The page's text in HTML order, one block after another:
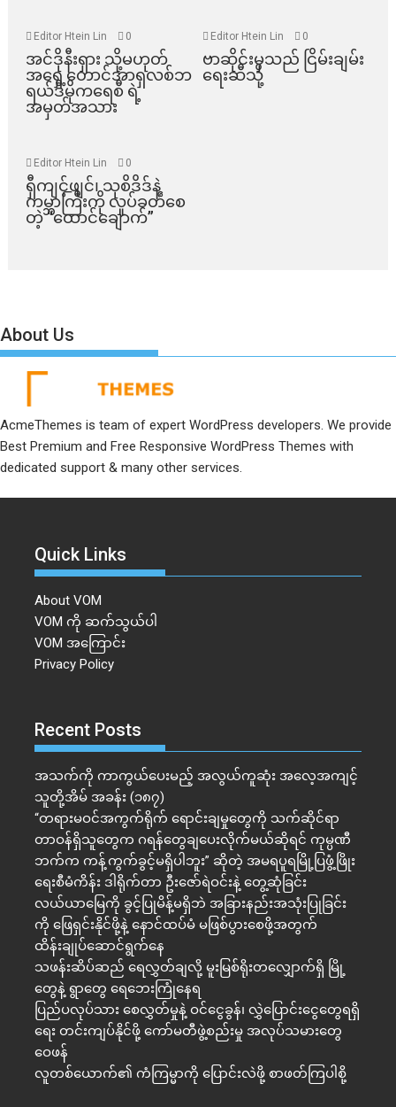
Editor Htein Lin 0
အင်ဒိုနီးရှား သို့မဟုတ်
အရှေ့တောင်အာရှလစ်ဘ
ရယ်ဒီမိုကရေစီ ရဲ့
အမှတ်အသား
Editor Htein Lin 0
ဗာဆိုင်းမှသည် ငြိမ်းချမ်း
ရေးဆီသို့
Editor Htein Lin 0
ရှီကျင့်ဖျင်၊ သုစိဒိဒ်နဲ့
ကမ္ဘာကြီးကို လှုပ်ခတ်စေ
တဲ့ “ထောင်ချောက်”
About Us
AcmeThemes is team of expert WordPress developers. We provide
Best Premium and Free Responsive WordPress Themes with
dedicated support & many other services.
Quick Links
About VOM
VOM ကို ဆက်သွယ်ပါ
VOM အကြောင်း
Privacy Policy
Recent Posts
အသက်ကို ကာကွယ်ပေးမည့် အလွယ်ကူဆုံး အလေ့အကျင့်
သူတို့အိမ် အခန်း (၁၈၇)
“တရားမဝင်အကွက်ရိုက် ရောင်းချမှုတွေကို သက်ဆိုင်ရာ
တာဝန်ရှိသူတွေက ဂရန်တွေချပေးလိုက်မယ်ဆိုရင် ကုမ္ပဏီ
ဘက်က ကန့်ကွက်ခွင့်မရှိပါဘူး” ဆိုတဲ့ အမရပူရမြို့ပြဖွံ့ဖြိုး
ရေးစီမံကိန်း ဒါရိုက်တာ ဦးဇော်ရဲဝင်းနဲ့ တွေ့ဆုံခြင်း
လယ်ယာမြေကို ခွင့်ပြုမိန့်မရှိဘဲ အခြားနည်းအသုံးပြုခြင်း
ကို ဖြေရှင်းနိုင်ဖို့နဲ့ နောင်ထပ်မံ မဖြစ်ပွားစေဖို့အတွက်
ထိန်းချုပ်ဆောင်ရွက်နေ
သဖန်းဆိပ်ဆည် ရေလွှတ်ချလို့ မူးမြစ်ရိုးတလျှောက်ရှိ မြို့
တွေနဲ့ ရွာတွေ ရေဘေးကြုံနေရ
ပြည်ပလုပ်သား စေလွှတ်မှုနဲ့ ဝင်ငွေခွန်၊ လွှဲပြောင်းငွေတွေရရှိ
ရေး တင်းကျပ်နိုင်ဖို့ ကော်မတီဖွဲ့စည်းမှု အလုပ်သမားတွေ
ဝေဖန်
လူတစ်ယောက်၏ ကံကြမ္မာကို ပြောင်းလဲဖို့ စာဖတ်ကြပါစို့